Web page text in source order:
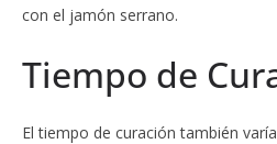
con el jamón serrano.
Tiempo de
El tiempo de curación también